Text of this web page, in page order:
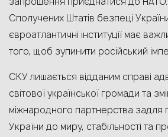
Сполучених Штатів безпеці України
євроатлантичні інституції має
того, щоб зупинити російський
СКУ лишається відданим справі
світової української громади та
міжнародного партнерства задля
України до миру, стабільності та